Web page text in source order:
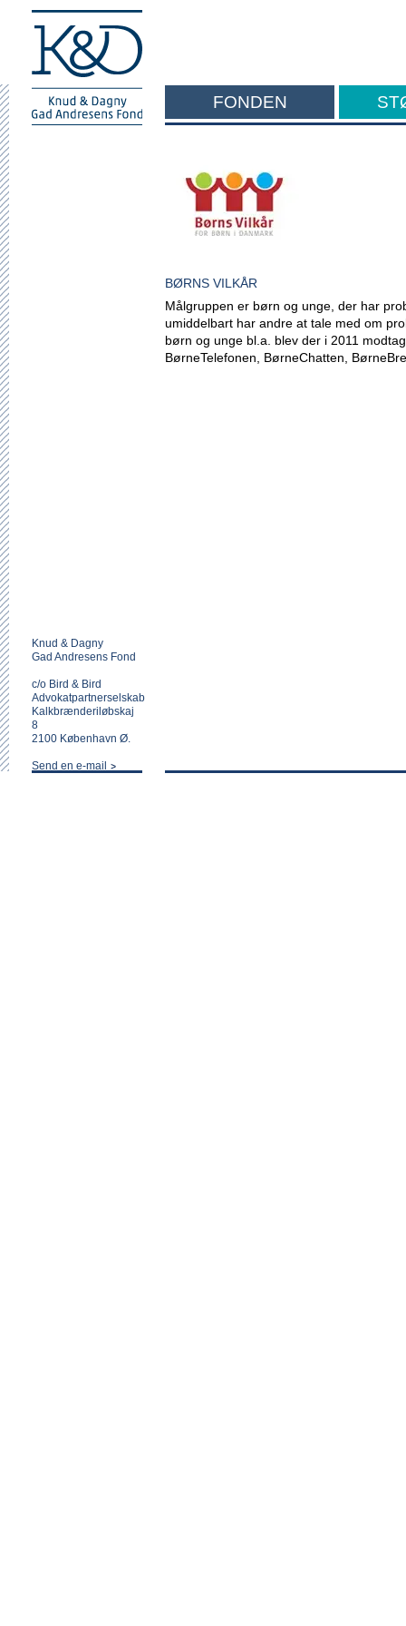
FONDEN
BØRNS VILKÅR
Målgruppen er børn og unge, der har
umiddelbart har andre at tale med om
børn og unge bl.a. blev der i 2011
BørneTelefonen, BørneChatten,
Knud & Dagny
Gad Andresens Fond
c/o Bird & Bird
Advokatpartnerselskab
Kalkbrænderiløbskaj
8
2100 København Ø.
Send en e-mail